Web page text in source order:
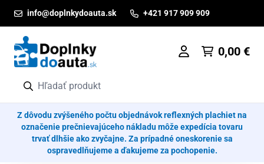
info@doplnkydoauta.sk +421 917 909 909
0,00 €
Z dôvodu zvýšeného počtu objednávok reflexných plachiet na
označenie prečnievajúceho nákladu môže expedícia tovaru
trvať dlhšie ako zvyčajne. Za prípadné oneskorenie sa
ospravedlňujeme a ďakujeme za pochopenie.